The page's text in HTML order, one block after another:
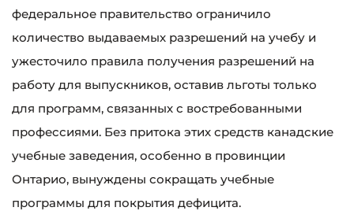
федеральное правительство ограничило
количество выдаваемых разрешений на учебу и
ужесточило правила получения разрешений на
работу для выпускников, оставив льготы только
для программ, связанных с востребованными
профессиями. Без притока этих средств канадские
учебные заведения, особенно в провинции
Онтарио, вынуждены сокращать учебные
программы для покрытия дефицита.